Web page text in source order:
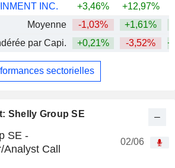
Shelly Group SE
SE -
Analyst Call
02/06
INC.
+3,46% +12,97%
Moyenne
-1,03% +1,61%
par Capi.
+0,21% -3,52%
sectorielles